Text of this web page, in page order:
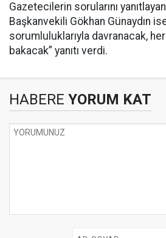
Gazetecilerin sorularını
Başkanvekili Gökhan Günaydın
sorumluluklarıyla davranacak,
bakacak” yanıtı verdi.
HABERE YORUM KAT